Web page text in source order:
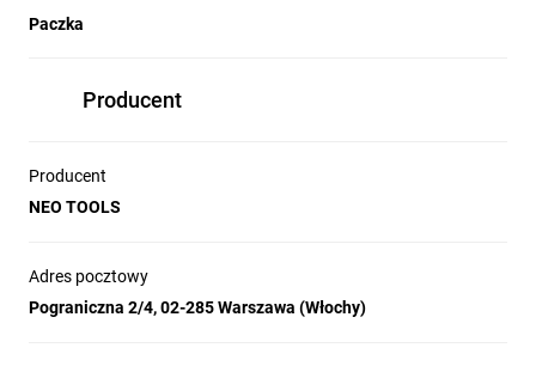
Paczka
Producent
Producent
NEO TOOLS
Adres pocztowy
Pograniczna 2/4, 02-285 Warszawa (Włochy)